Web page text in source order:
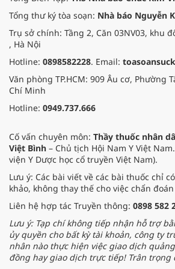
Tổng thư ký tòa soạn: Nhà báo Nguyễn
Trụ sở chính: Tầng 2, Căn 03NV03, khu
, Hà Nội
Hotline: 0898582228. Email:
Văn phòng TP.HCM: 909 Âu cơ, Phường
Chí Minh
Hotline: 0949.737.666
Cố vấn chuyên môn: Thầy thuốc nhân
Việt Bình – Chủ tịch Hội Nam Y Việt
viện Y Dược học cổ truyền Việt Nam).
Lưu ý: Các bài viết về các bài thuốc chỉ
khảo, không thay thế cho việc chẩn
Liên hệ hợp tác Truyền thông: 0898 582
Lưu ý: Tạp chí không tiếp nhận hỗ trợ
ủy quyền cho bất kỳ tài khoản, công ty
nhân nào thực hiện việc giao dịch
đồng hay giao dịch trực tiếp! Trân trọng